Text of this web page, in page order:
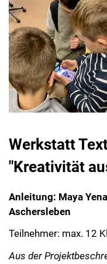
Werkstatt
"Kreativität
Anleitung: Maya
Aschersleben
Teilnehmer: max. 12
Aus der